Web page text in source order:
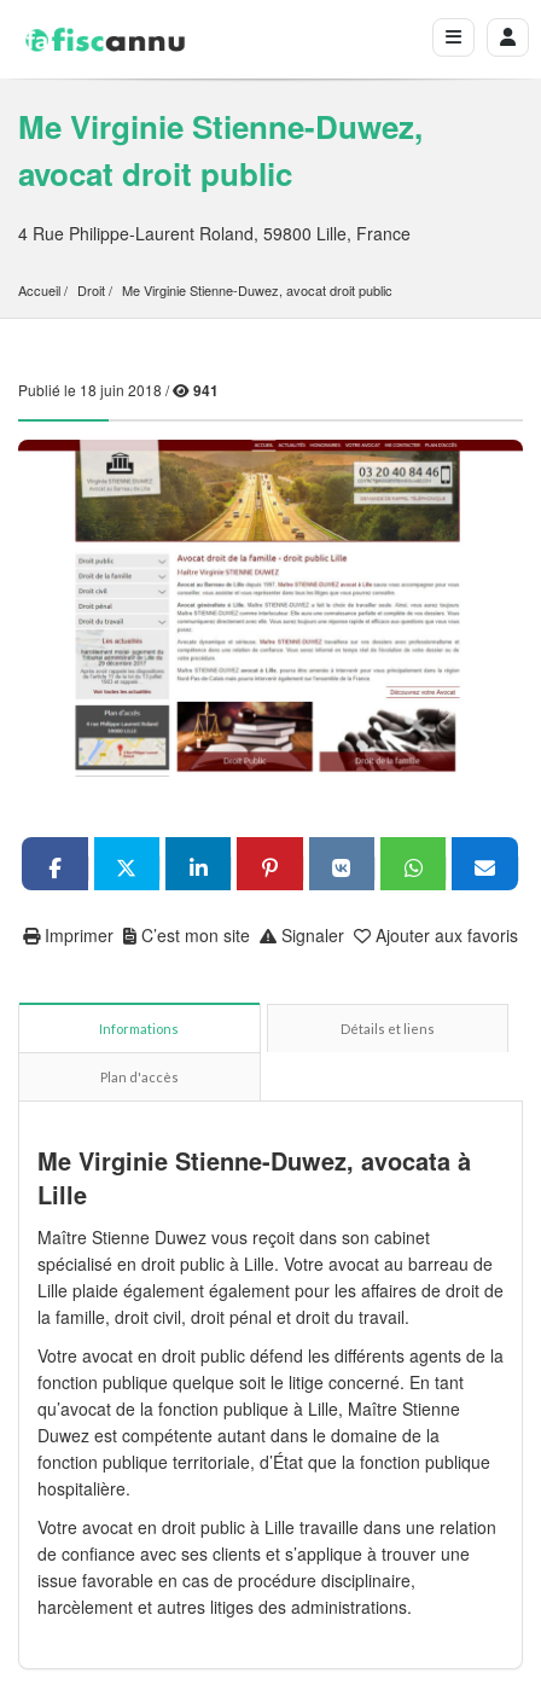
Me Virginie Stienne-Duwez,
avocat droit public
4 Rue Philippe-Laurent Roland, 59800 Lille, France
Accueil Droit Me Virginie Stienne-Duwez, avocat droit public
Publié le 18 juin 2018 / 941
Ajouter aux favoris
Signaler
C’est mon site
Imprimer
Informations Détails et liens
Plan d'accès
Me Virginie Stienne-Duwez, avocata à
Lille
Maître Stienne Duwez vous reçoit dans son cabinet
spécialisé en droit public à Lille. Votre avocat au barreau de
Lille plaide également également pour les affaires de droit de
la famille, droit civil, droit pénal et droit du travail.
Votre avocat en droit public défend les différents agents de la
fonction publique quelque soit le litige concerné. En tant
qu’avocat de la fonction publique à Lille, Maître Stienne
Duwez est compétente autant dans le domaine de la
fonction publique territoriale, d’État que la fonction publique
hospitalière.
Votre avocat en droit public à Lille travaille dans une relation
de confiance avec ses clients et s’applique à trouver une
issue favorable en cas de procédure disciplinaire,
harcèlement et autres litiges des administrations.